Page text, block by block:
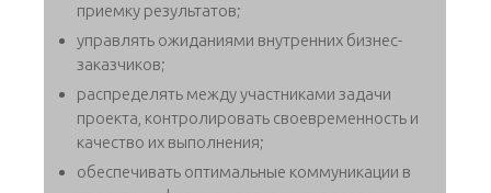
приемку результатов;
управлять ожиданиями внутренних бизнес-
заказчиков;
распределять между участниками задачи
проекта, контролировать своевременность и
качество их выполнения;
обеспечивать оптимальные коммуникации в